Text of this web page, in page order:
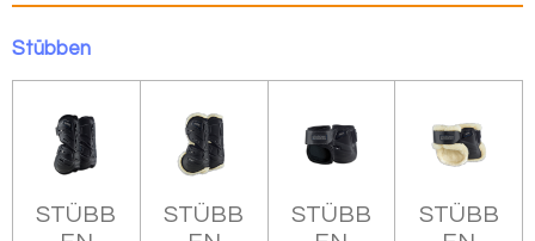
Stübben
STÜBB
STÜBB
STÜBB
STÜBB